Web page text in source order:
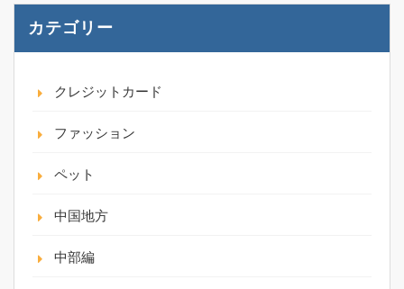
カテゴリー
クレジットカード
ファッション
ペット
中国地方
中部編